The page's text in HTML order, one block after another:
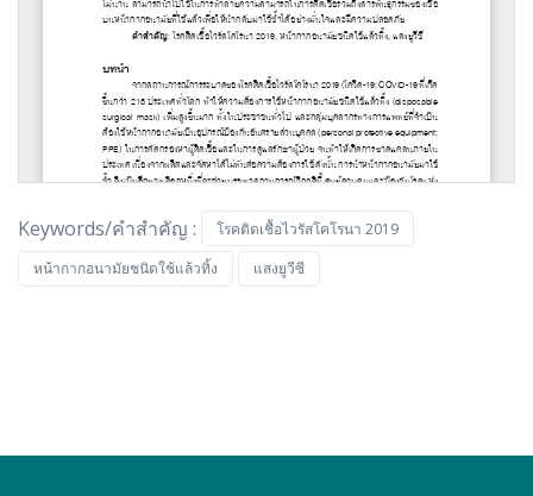
Keywords/คำสำคัญ :
โรคติดเชื้อไวรัสโคโรนา 2019
หน้ากากอนามัยชนิดใช้แล้วทิ้ง
แสงยูวีซี